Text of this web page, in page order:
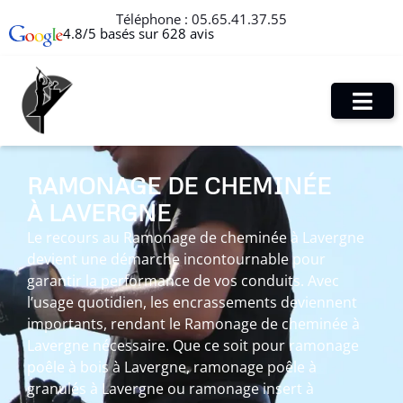
Téléphone : 05.65.41.37.55
4.8/5 basés sur 628 avis
RAMONAGE DE CHEMINÉE
À LAVERGNE
Le recours au Ramonage de cheminée à Lavergne
devient une démarche incontournable pour
garantir la performance de vos conduits. Avec
l’usage quotidien, les encrassements deviennent
importants, rendant le Ramonage de cheminée à
Lavergne nécessaire. Que ce soit pour ramonage
poêle à bois à Lavergne, ramonage poêle à
granulés à Lavergne ou ramonage insert à